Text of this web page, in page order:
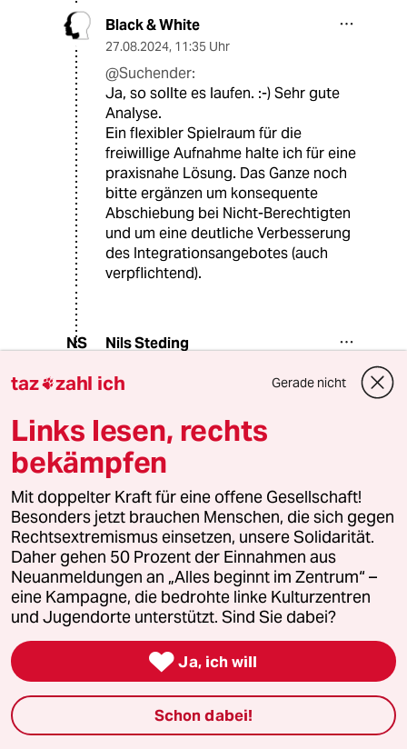
Black & White
27.08.2024, 11:35 Uhr
@Suchender:
Ja, so sollte es laufen. :-) Sehr gute
Analyse.
Ein flexibler Spielraum für die
freiwillige Aufnahme halte ich für eine
praxisnahe Lösung. Das Ganze noch
bitte ergänzen um konsequente
Abschiebung bei Nicht-Berechtigten
und um eine deutliche Verbesserung
des Integrationsangebotes (auch
verpflichtend).
NS Nils Steding
@Suchender:
Asylrecht grundsätzlich für falsch,
weil es theoretisch auch vorkommen
kann, dass Millionen von Poltisch
verfolgten vor den deutschen
Grenzen stehen und so das System
zum kollabieren bringen.
Das aufzunehmende Land sollte aus
meiner Sicht grundsätzlich
entscheiden können wer und wie
viele Menschen einwandern.
SH Sabine Hofmann-Stadtländer
26.08.2024,18:13 Uhr
@Nils Steding:
taz zahl ich Gerade nicht
Links lesen, rechts
bekämpfen
Mit doppelter Kraft für eine offene Gesellschaft!
Besonders jetzt brauchen Menschen, die sich gegen
Rechtsextremismus einsetzen, unsere Solidarität.
Daher gehen 50 Prozent der Einnahmen aus
Neuanmeldungen an „Alles beginnt im Zentrum“ –
eine Kampagne, die bedrohte linke Kulturzentren
und Jugendorte unterstützt. Sind Sie dabei?
 Ja, ich will
Schon dabei!